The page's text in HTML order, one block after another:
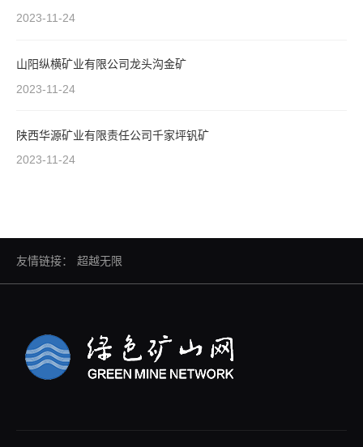
2023-11-24
山阳纵横矿业有限公司龙头沟金矿
2023-11-24
陕西华源矿业有限责任公司千家坪钒矿
2023-11-24
友情链接： 超越无限